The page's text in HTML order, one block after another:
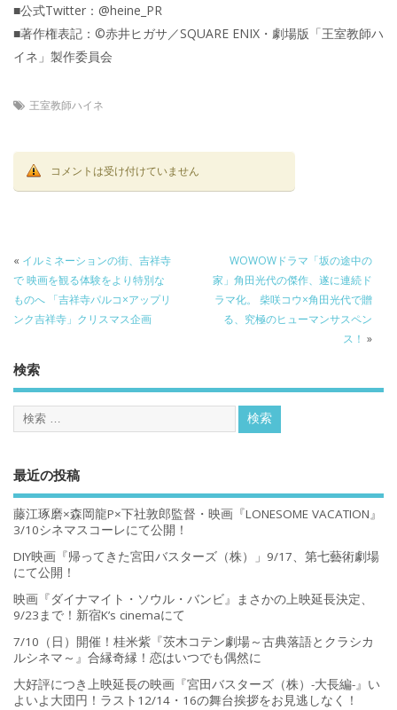
■公式Twitter：@heine_PR
■著作権表記：©赤井ヒガサ／SQUARE ENIX・劇場版「王室教師ハ
イネ」製作委員会
王室教師ハイネ
コメントは受け付けていません
« イルミネーションの街、吉祥寺
で 映画を観る体験をより特別な
ものへ 「吉祥寺パルコ×アップリ
ンク吉祥寺」クリスマス企画
WOWOWドラマ「坂の途中の
家」角田光代の傑作、遂に連続ド
ラマ化。 柴咲コウ×角田光代で贈
る、究極のヒューマンサスペン
ス！ »
検索
最近の投稿
藤江琢磨×森岡龍P×下社敦郎監督・映画『LONESOME VACATION』
3/10シネマスコーレにて公開！
DIY映画『帰ってきた宮田バスターズ（株）」9/17、第七藝術劇場
にて公開！
映画『ダイナマイト・ソウル・バンビ』まさかの上映延長決定、
9/23まで！新宿K’s cinemaにて
7/10（日）開催！桂米紫『茨木コテン劇場～古典落語とクラシカ
ルシネマ～』合縁奇縁！恋はいつでも偶然に
大好評につき上映延長の映画『宮田バスターズ（株）-大長編-』い
よいよ大団円！ラスト12/14・16の舞台挨拶をお見逃しなく！